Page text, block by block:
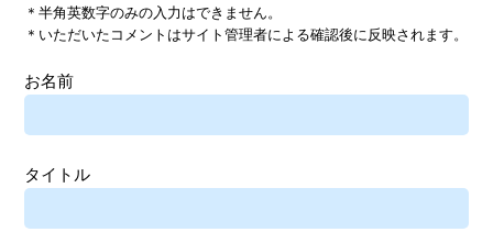
＊半角英数字のみの入力はできません。
＊いただいたコメントはサイト管理者による確認後に反映されます。
お名前
タイトル